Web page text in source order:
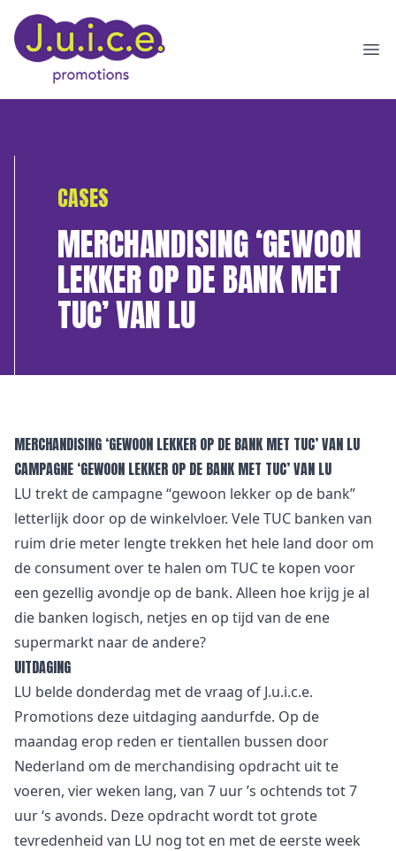
CASES
MERCHANDISING ‘GEWOON
LEKKER OP DE BANK MET
TUC’ VAN LU
MERCHANDISING ‘GEWOON LEKKER OP DE BANK MET TUC’ VAN LU
CAMPAGNE ‘GEWOON LEKKER OP DE BANK MET TUC’ VAN LU
LU trekt de campagne “gewoon lekker op de bank”
letterlijk door op de winkelvloer. Vele TUC banken van
ruim drie meter lengte trekken het hele land door om
de consument over te halen om TUC te kopen voor
een gezellig avondje op de bank. Alleen hoe krijg je al
die banken logisch, netjes en op tijd van de ene
supermarkt naar de andere?
UITDAGING
LU belde donderdag met de vraag of J.u.i.c.e.
Promotions deze uitdaging aandurfde. Op de
maandag erop reden er tientallen bussen door
Nederland om de merchandising opdracht uit te
voeren, vier weken lang, van 7 uur ’s ochtends tot 7
uur ‘s avonds. Deze opdracht wordt tot grote
tevredenheid van LU nog tot en met de eerste week